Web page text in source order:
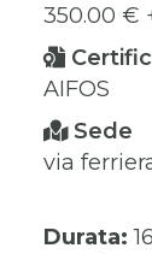
Durata:
350.00 €
AIFOS
Sede
via